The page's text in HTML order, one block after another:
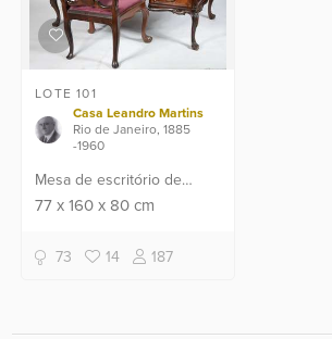
LOTE 101
Casa Leandro Martins
Rio de Janeiro, 1885
-1960
Mesa de escritório de
jacarandá com 4 gavetas
estilo Luis XV. Acompanha
cadeira com braços ta...
77x 160x 80cm
73 14 187